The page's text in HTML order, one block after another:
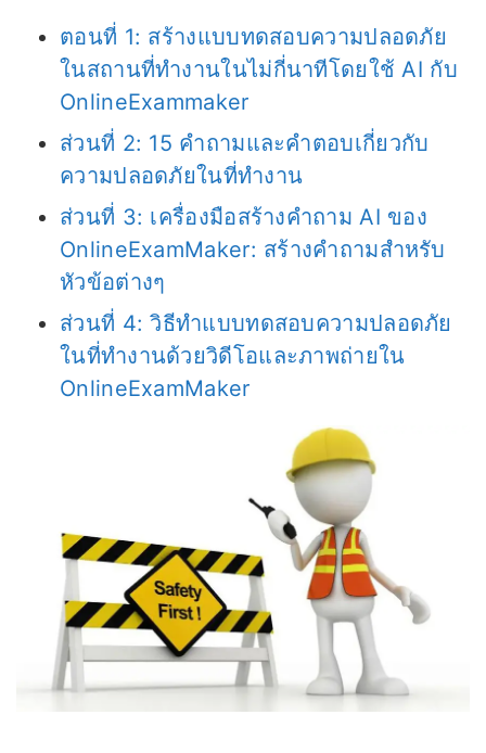
ตอนที่ 1: สร้างแบบทดสอบความปลอดภัย
ในสถานที่ทำงานในไม่กี่นาทีโดยใช้ AI กับ
OnlineExammaker
ส่วนที่ 2: 15 คำถามและคำตอบเกี่ยวกับ
ความปลอดภัยในที่ทำงาน
ส่วนที่ 3: เครื่องมือสร้างคำถาม AI ของ
OnlineExamMaker: สร้างคำถามสำหรับ
หัวข้อต่างๆ
ส่วนที่ 4: วิธีทำแบบทดสอบความปลอดภัย
ในที่ทำงานด้วยวิดีโอและภาพถ่ายใน
OnlineExamMaker